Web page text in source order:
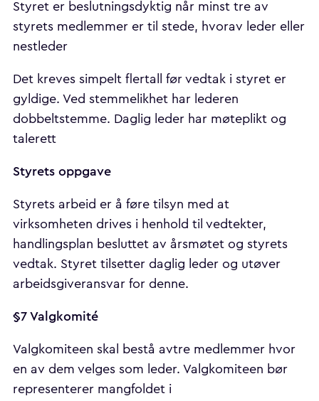
Styret er beslutningsdyktig når minst tre av
styrets medlemmer er til stede, hvorav leder eller
nestleder
Det kreves simpelt flertall før vedtak i styret er
gyldige. Ved stemmelikhet har lederen
dobbeltstemme. Daglig leder har møteplikt og
talerett
Styrets oppgave
Styrets arbeid er å føre tilsyn med at
virksomheten drives i henhold til vedtekter,
handlingsplan besluttet av årsmøtet og styrets
vedtak. Styret tilsetter daglig leder og utøver
arbeidsgiveransvar for denne.
§7 Valgkomité
Valgkomiteen skal bestå avtre medlemmer hvor
en av dem velges som leder. Valgkomiteen bør
representerer mangfoldet i